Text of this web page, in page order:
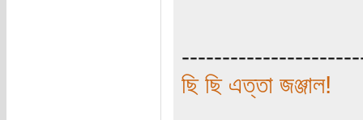
ছি ছি এত্তা জঞ্জাল!